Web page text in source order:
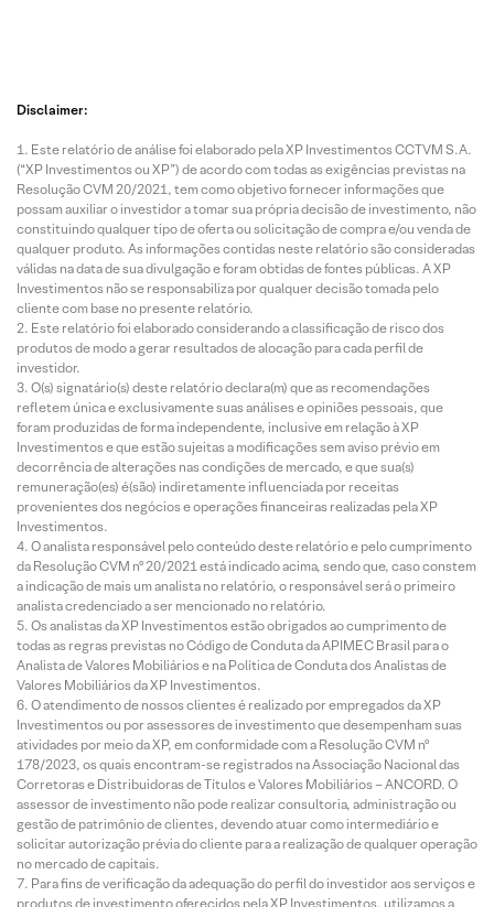
Disclaimer:
Este relatório de análise foi elaborado pela XP Investimentos CCTVM S.A.
(“XP Investimentos ou XP”) de acordo com todas as exigências previstas na
Resolução CVM 20/2021, tem como objetivo fornecer informações que
possam auxiliar o investidor a tomar sua própria decisão de investimento, não
constituindo qualquer tipo de oferta ou solicitação de compra e/ou venda de
qualquer produto. As informações contidas neste relatório são consideradas
válidas na data de sua divulgação e foram obtidas de fontes públicas. A XP
Investimentos não se responsabiliza por qualquer decisão tomada pelo
cliente com base no presente relatório.
Este relatório foi elaborado considerando a classificação de risco dos
produtos de modo a gerar resultados de alocação para cada perfil de
investidor.
O(s) signatário(s) deste relatório declara(m) que as recomendações
refletem única e exclusivamente suas análises e opiniões pessoais, que
foram produzidas de forma independente, inclusive em relação à XP
Investimentos e que estão sujeitas a modificações sem aviso prévio em
decorrência de alterações nas condições de mercado, e que sua(s)
remuneração(es) é(são) indiretamente influenciada por receitas
provenientes dos negócios e operações financeiras realizadas pela XP
Investimentos.
O analista responsável pelo conteúdo deste relatório e pelo cumprimento
da Resolução CVM nº 20/2021 está indicado acima, sendo que, caso constem
a indicação de mais um analista no relatório, o responsável será o primeiro
analista credenciado a ser mencionado no relatório.
Os analistas da XP Investimentos estão obrigados ao cumprimento de
todas as regras previstas no Código de Conduta da APIMEC Brasil para o
Analista de Valores Mobiliários e na Política de Conduta dos Analistas de
Valores Mobiliários da XP Investimentos.
O atendimento de nossos clientes é realizado por empregados da XP
Investimentos ou por assessores de investimento que desempenham suas
atividades por meio da XP, em conformidade com a Resolução CVM nº
178/2023, os quais encontram-se registrados na Associação Nacional das
Corretoras e Distribuidoras de Títulos e Valores Mobiliários – ANCORD. O
assessor de investimento não pode realizar consultoria, administração ou
gestão de patrimônio de clientes, devendo atuar como intermediário e
solicitar autorização prévia do cliente para a realização de qualquer operação
no mercado de capitais.
Para fins de verificação da adequação do perfil do investidor aos serviços e
produtos de investimento oferecidos pela XP Investimentos, utilizamos a